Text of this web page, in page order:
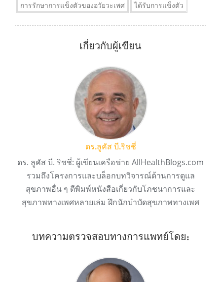
การรักษาการแข็งตัวของอวัยวะเพศ
ได้รับการแข็งตัว
เกี่ยวกับผู้เขียน
ดร.ลูคัส บี.ริชชี่
ดร. ลูคัส บี. ริชชี่: ผู้เขียนเครือข่าย AllHealthBlogs.com
รวมถึงโครงการและบล็อกบทวิจารณ์ด้านการดูแล
สุขภาพอื่น ๆ ตีพิมพ์หนังสือเกี่ยวกับโภชนาการและ
สุขภาพทางเพศหลายเล่ม ฝึกนักบำบัดสุขภาพทางเพศ
บทความตรวจสอบทางการแพทย์โดย: